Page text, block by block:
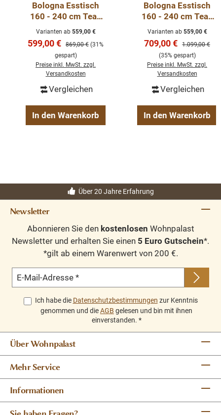
Bologna Esstisch
160 - 240 cm Teak
Tisch aus recycelten
Teakholz
Varianten ab559,00 €
Verkaufspreis:
599,00 € Regulärer Preis:
869,00 € (31%
gespart)
Preise inkl. MwSt. zzgl.
Versandkosten
Vergleichen
In den Warenkorb
Bologna Esstisch
160 - 240 cm Teak
Tisch aus recycelten
Teakholz
Varianten ab559,00 €
Verkaufspreis:
709,00 € Regulärer
1.099,00 €
(35% gespart)
Preise inkl. MwSt. zzgl.
Versandkosten
Vergleichen
In den Warenkorb
Über 20 Jahre Erfahrung
Newsletter
Abonnieren Sie den kostenlosen Wohnpalast
Newsletter und erhalten Sie einen 5 Euro Gutschein*.
*gilt ab einem Warenwert von 200 €.
E-Mail-Adresse *
Ich habe die Datenschutzbestimmungen zur Kenntnis
genommen und dieAGB gelesen und bin mit ihnen
einverstanden. *
Über Wohnpalast
Mehr Service
Informationen